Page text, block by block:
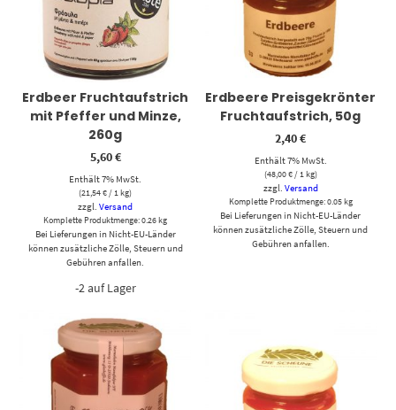
Erdbeer Fruchtaufstrich
mit Pfeffer und Minze,
260g
5,60€
Enthält 7% MwSt.
(21,54€/ 1 kg)
zzgl.Versand
Komplette Produktmenge: 0.26 kg
Bei Lieferungen in Nicht-EU-Länder
können zusätzliche Zölle, Steuern und
Gebühren anfallen.
-2 auf Lager
Erdbeere Preisgekrönter
Fruchtaufstrich, 50g
2,40€
Enthält 7% MwSt.
(48,00€/ 1 kg)
zzgl. Versand
Komplette Produktmenge: 0.05 kg
Bei Lieferungen in Nicht-EU-Länder
können zusätzliche Zölle, Steuern und
Gebühren anfallen.